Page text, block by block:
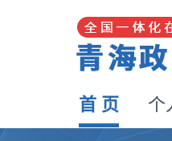
首 页 个